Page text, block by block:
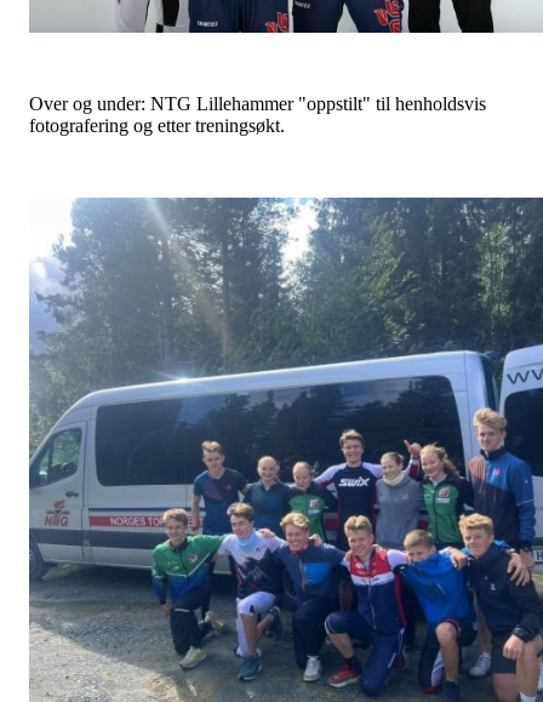
Over og under: NTG Lillehammer "oppstilt" til henholdsvis
fotografering og etter treningsøkt.